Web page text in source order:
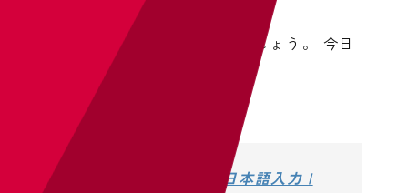
以下のページリンクを開きましょう。
今日
の制限時間は
タイピング練習 日本語入力 |